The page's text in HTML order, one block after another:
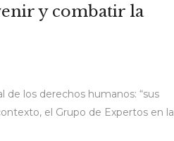
y combatir la
los derechos humanos: “sus
el Grupo de Expertos en la